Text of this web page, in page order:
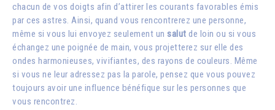
chacun de vos doigts afin d’attirer les courants favorables émis
par ces astres. Ainsi, quand vous rencontrerez une personne,
même si vous lui envoyez seulement un salut de loin ou si vous
échangez une poignée de main, vous projetterez sur elle des
ondes harmonieuses, vivifiantes, des rayons de couleurs. Même
si vous ne leur adressez pas la parole, pensez que vous pouvez
toujours avoir une influence bénéfique sur les personnes que
vous rencontrez.